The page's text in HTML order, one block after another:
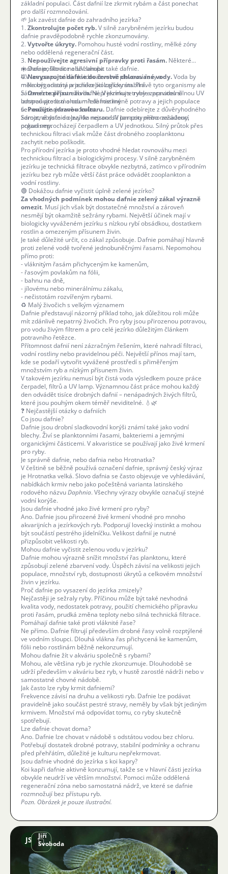
základní populaci. Část dafnií lze zkrmit rybám a část ponechat
pro další rozmnožování.
🌱 Jak zavést dafnie do zahradního jezírka?
1. Zkontrolujte počet ryb.V silně zarybněném jezírku budou
dafnie pravděpodobně rychle zkonzumovány.
2. Vytvořte úkryty. Pomohou husté vodní rostliny, mělké zóny
nebo oddělená regenerační část.
3. Nepoužívejte agresivní přípravky proti řasám. Některé
mohou poškodit nebo zahubit také dafnie.
4.Nevysazujte dafnie do čerstvé chlorované vody.Voda by
měla být odstátá a jezírko biologicky stabilní.
5.Omezte přísun živin.Nepřekrmujte ryby a pravidelně
odstraňujte listí a odumřelé rostliny.
6.Použijte zdravou kulturu. Dafnie odebírejte z důvěryhodného
zdroje, abyste do jezírka nezanesli parazity nebo nežádoucí
organismy.
☀️ Dafnie, filtrace a UV lampa
UV lampa pomáhá likvidovat volně plovoucí řasy a
mikroorganismy procházející zařízením. Právě tyto organismy ale
zároveň tvoří potravu dafnií. V jezírku s trvale zapnutou silnou UV
lampou proto mohou mít dafnie méně potravy a jejich populace
se nemusí výrazně rozrůst.
Samotné dafnie obvykle nejsou UV lampou přímo zasaženy,
pokud neprocházejí čerpadlem a UV jednotkou. Silný průtok přes
technickou filtraci však může část drobného zooplanktonu
zachytit nebo poškodit.
Pro přírodní jezírka je proto vhodné hledat rovnováhu mezi
technickou filtrací a biologickými procesy. V silně zarybněném
jezírku je technická filtrace obvykle nezbytná, zatímco v přírodním
jezírku bez ryb může větší část práce odvádět zooplankton a
vodní rostliny.
🟢 Dokážou dafnie vyčistit úplně zelené jezírko?
Za vhodných podmínek mohou dafnie zelený zákal výrazně
omezit. Musí jich však být dostatečné množství a zároveň
nesmějí být okamžitě sežrány rybami. Největší účinek mají v
biologicky vyváženém jezírku s nízkou rybí obsádkou, dostatkem
rostlin a omezeným přísunem živin.
Je také důležité určit, co zákal způsobuje. Dafnie pomáhají hlavně
proti zelené vodě tvořené jednobuněčnými řasami. Nepomohou
přímo proti:
- vláknitým řasám přichyceným ke kamenům,
- řasovým povlakům na fólii,
- bahnu na dně,
- jílovému nebo minerálnímu zákalu,
- nečistotám rozvířeným rybami.
♻️ Malý živočich s velkým významem
Dafnie představují názorný příklad toho, jak důležitou roli může
mít zdánlivě nepatrný živočich. Pro ryby jsou přirozenou potravou,
pro vodu živým filtrem a pro celé jezírko důležitým článkem
potravního řetězce.
Přítomnost dafnií není zázračným řešením, které nahradí filtraci,
vodní rostliny nebo pravidelnou péči. Největší přínos mají tam,
kde se podaří vytvořit vyvážené prostředí s přiměřeným
množstvím ryb a nízkým přísunem živin.
V takovém jezírku nemusí být čistá voda výsledkem pouze práce
čerpadel, filtrů a UV lamp. Významnou část práce mohou každý
den odvádět tisíce drobných dafnií – nenápadných živých filtrů,
které jsou pouhým okem téměř neviditelné. 💧🌿
❓ Nejčastější otázky o dafniích
Co jsou dafnie?
Dafnie jsou drobní sladkovodní korýši známí také jako vodní
blechy. Živí se planktonními řasami, bakteriemi a jemnými
organickými částicemi. V akvaristice se používají jako živé krmení
pro ryby.
Je správně dafnie, nebo dafnia nebo Hrotnatka?
V češtině se běžně používá označení dafnie, správný český výraz
je Hrotnatka velká. Slovo dafnia se často objevuje ve vyhledávání,
nabídkách krmiv nebo jako počeštěná varianta latinského
rodového názvuDaphnia. Všechny výrazy obvykle označují stejné
vodní korýše.
Jsou dafnie vhodné jako živé krmení pro ryby?
Ano. Dafnie jsou přirozené živé krmení vhodné pro mnoho
akvarijních a jezírkových ryb. Podporují lovecký instinkt a mohou
být součástí pestrého jídelníčku. Velikost dafnií je nutné
přizpůsobit velikosti ryb.
Mohou dafnie vyčistit zelenou vodu v jezírku?
Dafnie mohou výrazně snížit množství řas planktonu, které
způsobují zelené zbarvení vody. Úspěch závisí na velikosti jejich
populace, množství ryb, dostupnosti úkrytů a celkovém množství
živin v jezírku.
Proč dafnie po vysazení do jezírka zmizely?
Nejčastěji je sežraly ryby. Příčinou může být také nevhodná
kvalita vody, nedostatek potravy, použití chemického přípravku
proti řasám, prudká změna teploty nebo silná technická filtrace.
Pomáhají dafnie také proti vláknité řase?
Ne přímo. Dafnie filtrují především drobné řasy volně rozptýlené
ve vodním sloupci. Dlouhá vlákna řas přichycená ke kamenům,
fólii nebo rostlinám běžně nekonzumují.
Mohou dafnie žít v akváriu společně s rybami?
Mohou, ale většina ryb je rychle zkonzumuje. Dlouhodobě se
udrží především v akváriu bez ryb, v hustě zarostlé nádrži nebo v
samostatné chovné nádobě.
Jak často lze ryby krmit dafniemi?
Frekvence závisí na druhu a velikosti ryb. Dafnie lze podávat
pravidelně jako součást pestré stravy, neměly by však být jediným
krmivem. Množství má odpovídat tomu, co ryby skutečně
spotřebují.
Lze dafnie chovat doma?
Ano. Dafnie lze chovat v nádobě s odstátou vodou bez chloru.
Potřebují dostatek drobné potravy, stabilní podmínky a ochranu
před přehřátím, důležité je kulturu nepřekrmovat.
Jsou dafnie vhodné do jezírka s koi kapry?
Koi kapři dafnie aktivně konzumují, takže se v hlavní části jezírka
obvykle neudrží ve větším množství. Pomoci může oddělená
regenerační zóna nebo samostatná nádrž, ve které se dafnie
rozmnožují bez přístupu ryb.
Pozn. Obrázek je pouze ilustrační.
JS
Jiří
Svoboda